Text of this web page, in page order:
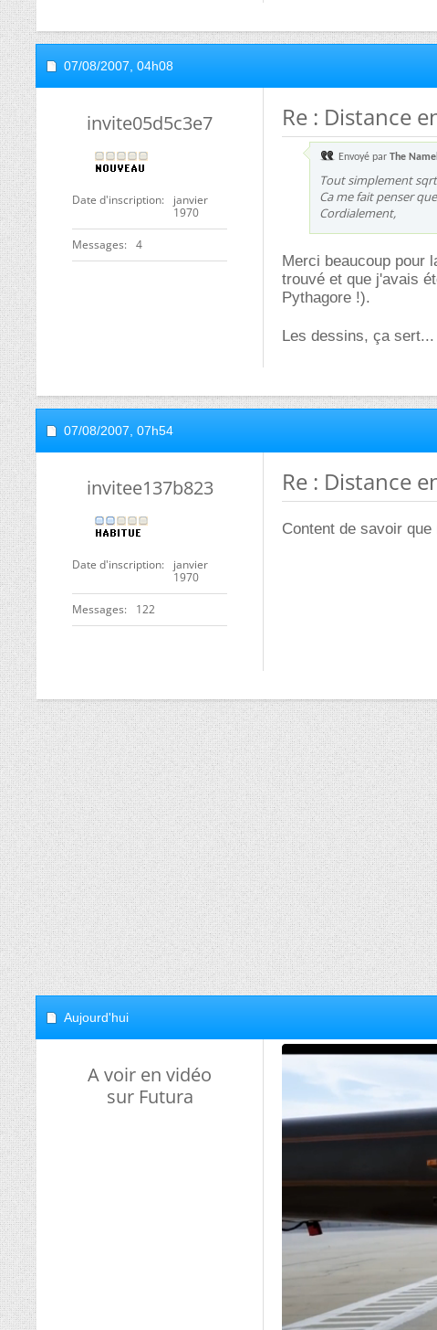
07/08/2007, 04h08
invite05d5c3e7
Date d'inscription
janvier
1970
Messages 4
Re : Distance
Envoyé par The
Tout simplement
Ca me fait penser
Cordialement,
Merci beaucoup pour
trouvé et que j'avais
Pythagore !).
Les dessins, ça
07/08/2007, 07h54
invitee137b823
Date d'inscription
janvier
1970
Messages 122
Re : Distance
Content de savoir
Aujourd'hui
A voir en vidéo
sur Futura